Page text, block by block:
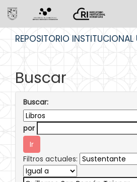
REPOSITORIO INSTITUCIONAL
Buscar
Buscar:
por
Filtros actuales: